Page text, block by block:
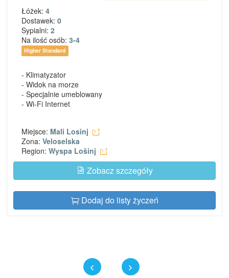
Łóżek: 4
Dostawek: 0
Sypialni: 2
Na ilość osób: 3-4
Higher Standard
- Klimatyzator
- Widok na morze
- Specjalnie umeblowany
- Wi-Fi Internet
Miejsce: Mali Losinj
Zona: Veloselska
Region: Wyspa Lošinj
Zobacz szczegóły
Dodaj do listy życzeń